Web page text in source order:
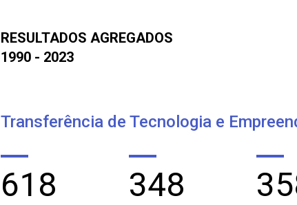
RESULTADOS AGREGADOS
1990 - 2023
Transferência de Tecnologia e
618 348